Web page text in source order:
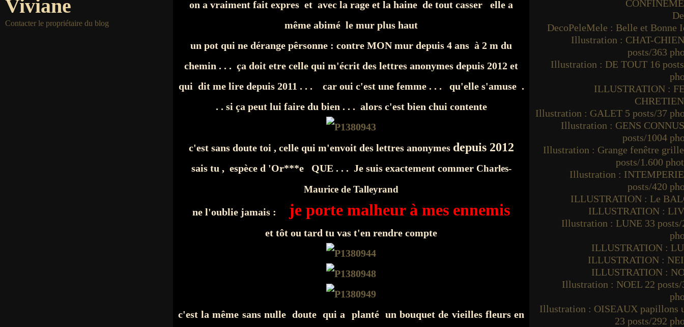
Viviane
Contacter le propriétaire du blog
on a vraiment fait expres et avec la rage et la haine de tout casser elle a
même abimé le mur plus haut
un pot qui ne dérange pêrsonne : contre MON mur depuis 4 ans à 2 m du
chemin . . . ça doit etre celle qui m'écrit des lettres anonymes depuis 2012 et
qui dit me lire depuis 2011 . . . car oui c'est une femme . . . qu'elle s'amuse .
. . si ça peut lui faire du bien . . . alors c'est bien chui contente
c'est sans doute toi , celle qui m'envoit des lettres anonymes depuis 2012
sais tu , espèce d 'Or***e QUE . . . Je suis exactement commer Charles-
Maurice de Talleyrand
ne l'oublie jamais : je porte malheur à mes ennemis
et tôt ou tard tu vas t'en rendre compte
c'est la même sans nulle doute qui a planté un bouquet de vieilles fleurs en
DecoPeleMele : Belle et Bonne
Illustration : CHAT-
posts/363
Illustration : DE TOUT 16
ILLUSTRATION :
Illustration : GALET 5 posts/37
Illustration : GENS
posts/1004
Illustration : Grange fenêtre
posts/1.600
Illustration :
posts/420
ILLUSTRATION : Le
ILLUSTRATION :
Illustration : LUNE 33 posts/
ILLUSTRATION :
ILLUSTRATION :
ILLUSTRATION :
Illustration : NOEL 22 posts/
Illustration : OISEAUX papillons
23 posts/292